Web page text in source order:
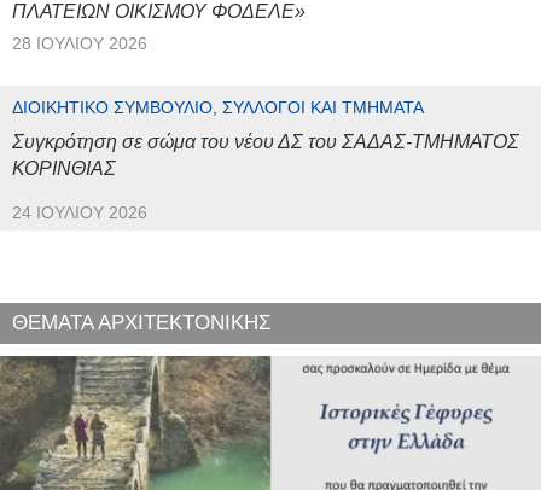
ΠΛΑΤΕΙΩΝ ΟΙΚΙΣΜΟΥ ΦΟΔΕΛΕ»
28 ΙΟΥΛΊΟΥ 2026
ΔΙΟΙΚΗΤΙΚΌ ΣΥΜΒΟΎΛΙΟ, ΣΎΛΛΟΓΟΙ ΚΑΙ ΤΜΉΜΑΤΑ
Συγκρότηση σε σώμα του νέου ΔΣ του ΣΑΔΑΣ-ΤΜΗΜΑΤΟΣ
ΚΟΡΙΝΘΙΑΣ
24 ΙΟΥΛΊΟΥ 2026
ΘΕΜΑΤΑ ΑΡΧΙΤΕΚΤΟΝΙΚΗΣ